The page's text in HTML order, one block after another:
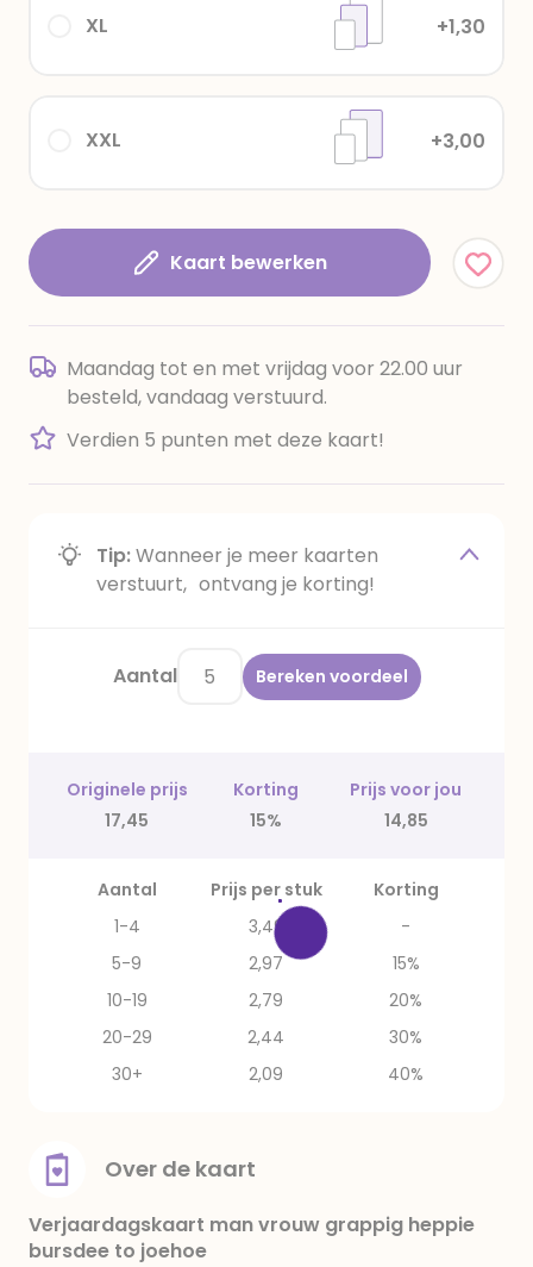
XXL +3,00
XL +1,30
Kaart bewerken
Maandag tot en met vrijdag voor 22.00 uur
besteld, vandaag verstuurd.
Verdien 5 punten met deze kaart!
Tip:Wanneer je meer kaarten
verstuurt, ontvang je korting!
Aantal Bereken voordeel
Originele prijs Korting
Prijs voor jou
17,45
15% 14,85
Aantal Prijs per stuk
Korting
1-4
3,49
-
5-9
2,97
15%
10-19
2,79
20%
20-29
2,44
30%
30+
2,09 40%
Over de kaart
Verjaardagskaart man vrouw grappig heppie
bursdee to joehoe